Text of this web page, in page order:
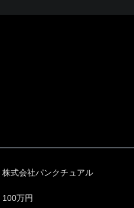
株式会社パンクチュアル
100万円